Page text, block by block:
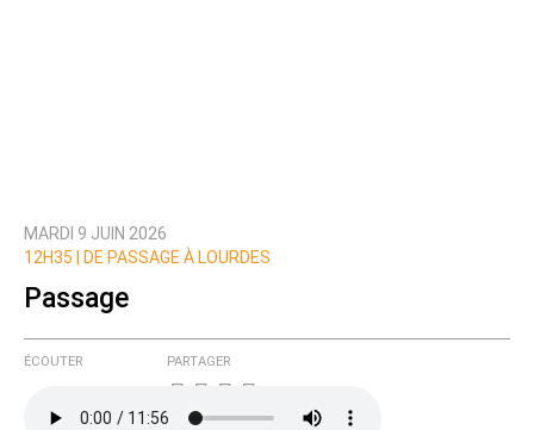
MARDI 9 JUIN 2026
12H35 |
DE PASSAGE À LOURDES
Passage
ÉCOUTER PARTAGER